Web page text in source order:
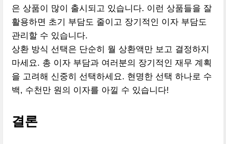
은 상품이 많이 출시되고 있습니다. 이런 상품들을 잘
활용하면 초기 부담도 줄이고 장기적인 이자 부담도
관리할 수 있습니다.
상환 방식 선택은 단순히 월 상환액만 보고 결정하지
마세요. 총 이자 부담과 여러분의 장기적인 재무 계획
을 고려해 신중히 선택하세요. 현명한 선택 하나로 수
백, 수천만 원의 이자를 아낄 수 있습니다!
결론